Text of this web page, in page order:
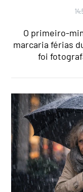
O primeiro-
marcaria férias
foi